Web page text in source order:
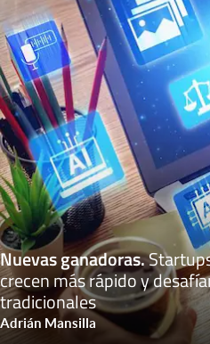
Nuevas ganadoras.
crecen más rápido y
tradicionales
Adrián Mansilla